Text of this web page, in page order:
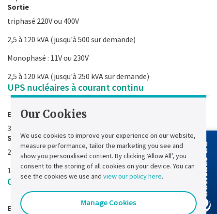
Sortie
triphasé 220V ou 400V
2,5 à 120 kVA (jusqu'à 500 sur demande)
Monophasé : 11V ou 230V
2,5 à 120 kVA (jusqu'à 250 kVA sur demande)
UPS nucléaires à courant continu
Entrée
3 phases 400V ou 1 phase 230V
Sortie
24 / 48 / 110 / 220 V
16...1000 A
Onduleurs DC/AC Nucléaires
Entée
Contact Us
Our Cookies
We use cookies to improve your experience on our website,
measure performance, tailor the marketing you see and
show you personalised content. By clicking ‘Allow All’, you
consent to the storing of all cookies on your device. You can
see the cookies we use and view our policy here.
Manage Cookies